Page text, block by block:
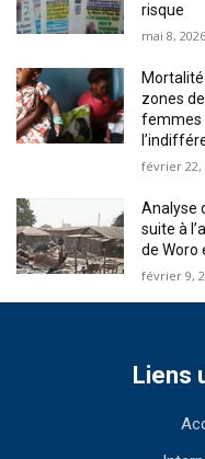
risque
mai 8, 2026
zones
femmes
février 22,
Analyse
suite à
de Woro
février 9,
Liens